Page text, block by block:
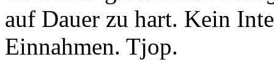
auf Dauer zu hart. Kein
Einnahmen. Tjop.